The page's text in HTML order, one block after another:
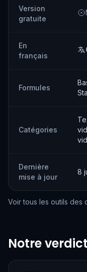
Version
gratuite
En
français
Formules
Catégories
Dernière
mise à jour
8
Voir tous les outils des
Notre verdict